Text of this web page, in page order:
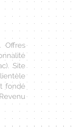
Offres
Site
fondé